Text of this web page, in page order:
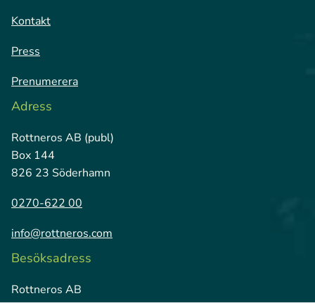
Kontakt
Press
Prenumerera
Adress
Rottneros AB (publ)
Box 144
826 23 Söderhamn
0270-622 00
info@rottneros.com
Besöksadress
Rottneros AB